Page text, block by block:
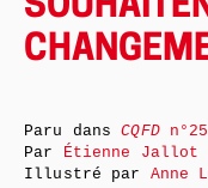
Paru dansCQFD
Par Étienne Jallot
Illustré par Anne